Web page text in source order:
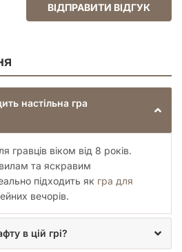
ВІДПРАВИТИ ВІДГУК
настільна гра
гравців віком від 8 років.
та яскравим
підходить як гра для
вечорів.
в цій грі?